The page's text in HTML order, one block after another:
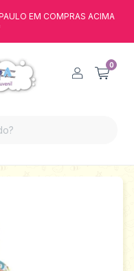
EM COMPRAS ACIMA
0